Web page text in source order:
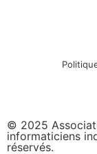
© 2025
informaticiens
réservés.